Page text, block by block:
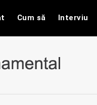
Cum să Interviu